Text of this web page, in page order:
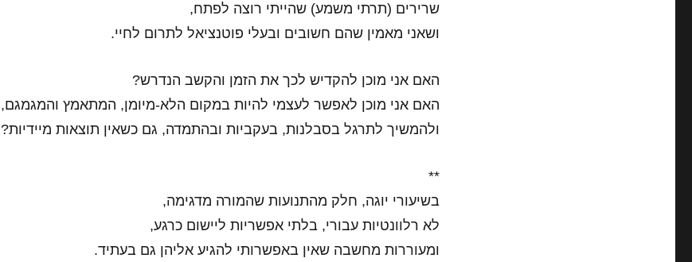
שרירים (תרתי משמע) שהייתי רוצה לפתח,
ושאני מאמין שהם חשובים ובעלי פוטנציאל לתרום לחיי.
האם אני מוכן להקדיש לכך את הזמן והקשב הנדרש?
האם אני מוכן לאפשר לעצמי להיות במקום הלא-מיומן, המתאמץ והמגמגם,
ולהמשיך לתרגל בסבלנות, בעקביות ובהתמדה, גם כשאין תוצאות מיידיות?
**
בשיעורי יוגה, חלק מהתנועות שהמורה מדגימה,
לא רלוונטיות עבורי, בלתי אפשריות ליישום כרגע,
ומעוררות מחשבה שאין באפשרותי להגיע אליהן גם בעתיד.